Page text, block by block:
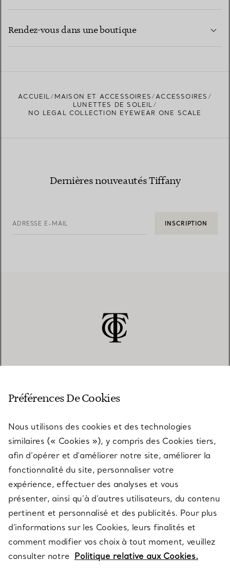
Rendez-vous dans une boutique
TROUVEZ LA BOUTIQUE LA PLUS PROCHE
ACCUEIL MAISON ET ACCESSOIRES
ACCESSOIRES
LUNETTES DE SOLEIL
NO LEGAL COLLECTION EYEWEAR ONE SCALE
Dernières nouveautés Tiffany
ADRESSE E-MAIL INSCRIPTION
SERVICES
À PROPOS
QUESTIONS LÉGALES
SUIVEZ-NOUS
Préférences De Cookies
Nous utilisons des cookies et des technologies
similaires (« Cookies »), y compris des Cookies tiers,
afin d’opérer et d’améliorer notre site, améliorer la
fonctionnalité du site, personnaliser votre
expérience, effectuer des analyses et vous
présenter, ainsi qu’à d’autres utilisateurs, du contenu
pertinent et personnalisé et des publicités. Pour plus
d’informations sur les Cookies, leurs finalités et
comment modifier vos choix à tout moment, veuillez
consulter notre Politique relative aux Cookies.